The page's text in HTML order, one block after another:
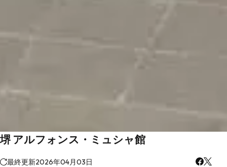
堺 アルフォンス・ミュシャ館
最終更新2026年04月03日